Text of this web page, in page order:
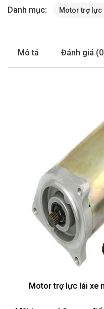
Danh mục: Motor trợ lực
Mô tả Đánh giá
Motor trợ lực lái xe